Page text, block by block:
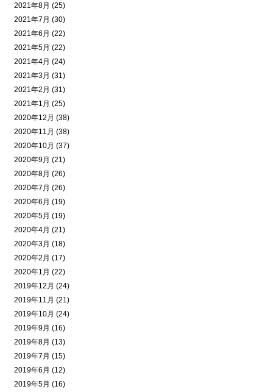
2021年8月 (25)
2021年7月 (30)
2021年6月 (22)
2021年5月 (22)
2021年4月 (24)
2021年3月 (31)
2021年2月 (31)
2021年1月 (25)
2020年12月 (38)
2020年11月 (38)
2020年10月 (37)
2020年9月 (21)
2020年8月 (26)
2020年7月 (26)
2020年6月 (19)
2020年5月 (19)
2020年4月 (21)
2020年3月 (18)
2020年2月 (17)
2020年1月 (22)
2019年12月 (24)
2019年11月 (21)
2019年10月 (24)
2019年9月 (16)
2019年8月 (13)
2019年7月 (15)
2019年6月 (12)
2019年5月 (16)